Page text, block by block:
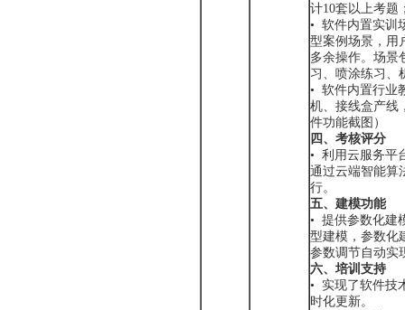
计10套以上考题
• 软件内置实训
型案例场景，用
多余操作。场景
习、喷涂练习、
• 软件内置行业
机、接线盒产线
件功能截图）
四、考核评分
• 利用云服务平
通过云端智能算
行。
五、建模功能
• 提供参数化建
型建模，参数化
参数调节自动实
六、培训支持
• 实现了软件技
时化更新。